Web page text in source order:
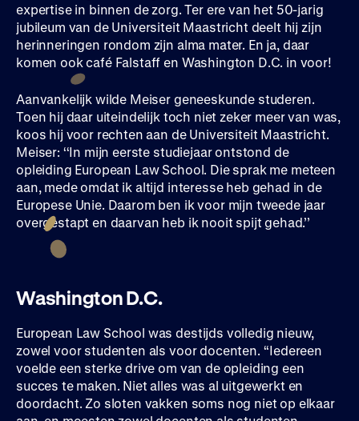
expertise in binnen de zorg. Ter ere van het 50-jarig
jubileum van de Universiteit Maastricht deelt hij zijn
herinneringen rondom zijn alma mater. En ja, daar
komen ook café Falstaff en Washington D.C. in voor!
Aanvankelijk wilde Meiser geneeskunde studeren.
Toen hij daar uiteindelijk toch niet zeker meer van was,
koos hij voor rechten aan de Universiteit Maastricht.
Meiser: ‘‘In mijn eerste studiejaar ontstond de
opleiding European Law School. Die sprak me meteen
aan, mede omdat ik altijd interesse heb gehad in de
Europese Unie. Daarom ben ik voor mijn tweede jaar
overgestapt en daarvan heb ik nooit spijt gehad.’’
Washington D.C.
European Law School was destijds volledig nieuw,
zowel voor studenten als voor docenten. ‘‘Iedereen
voelde een sterke drive om van de opleiding een
succes te maken. Niet alles was al uitgewerkt en
doordacht. Zo sloten vakken soms nog niet op elkaar